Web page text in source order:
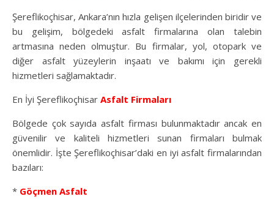
Şereflikoçhisar, Ankara’nın hızla gelişen ilçelerinden biridir ve
bu gelişim, bölgedeki asfalt firmalarına olan talebin
artmasına neden olmuştur. Bu firmalar, yol, otopark ve
diğer asfalt yüzeylerin inşaatı ve bakımı için gerekli
hizmetleri sağlamaktadır.
En İyi Şereflikoçhisar Asfalt Firmaları
Bölgede çok sayıda asfalt firması bulunmaktadır ancak en
güvenilir ve kaliteli hizmetleri sunan firmaları bulmak
önemlidir. İşte Şereflikoçhisar’daki en iyi asfalt firmalarından
bazıları:
* Göçmen Asfalt